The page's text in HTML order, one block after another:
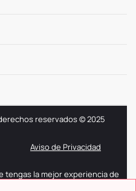
reservados © 2025
Aviso de Privacidad
tengas la mejor experiencia de
entendemos que aceptas